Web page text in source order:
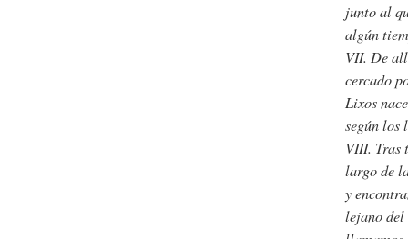
junto al
algún
VII. De
cercado
Lixos
según los
VIII. Tras
largo de
y
lejano del